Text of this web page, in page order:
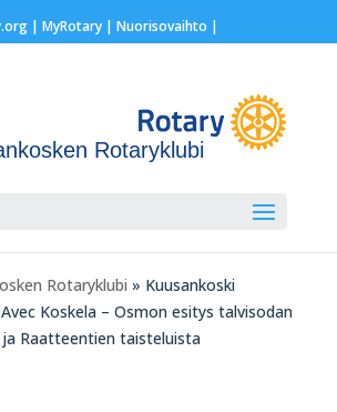
| MyRotary | Nuorisovaihto |
Rotaryklubi
Rotaryklubi » Kuusankoski
Koskela – Osmon esitys talvisodan
ja Raatteentien taisteluista